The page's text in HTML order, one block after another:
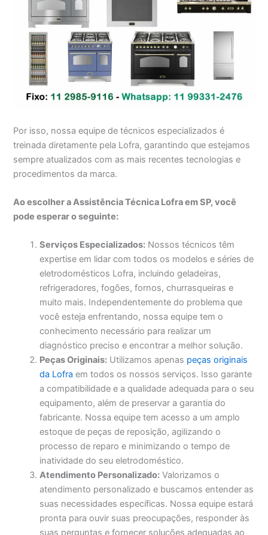
Por isso, nossa equipe de técnicos especializados é
treinada diretamente pela Lofra, garantindo que estejamos
sempre atualizados com as mais recentes tecnologias e
procedimentos da marca.
Ao escolher a Assistência Técnica Lofra em SP, você
pode esperar o seguinte:
Serviços Especializados: Nossos técnicos têm
expertise em lidar com todos os modelos e séries de
eletrodomésticos Lofra, incluindo geladeiras,
refrigeradores, fogões, fornos, churrasqueiras e
muito mais. Independentemente do problema que
você esteja enfrentando, nossa equipe tem o
conhecimento necessário para realizar um
diagnóstico preciso e encontrar a melhor solução.
Peças Originais: Utilizamos apenas peças originais
da Lofra em todos os nossos serviços. Isso garante
a compatibilidade e a qualidade adequada para o seu
equipamento, além de preservar a garantia do
fabricante. Nossa equipe tem acesso a um amplo
estoque de peças de reposição, agilizando o
processo de reparo e minimizando o tempo de
inatividade do seu eletrodoméstico.
Atendimento Personalizado: Valorizamos o
atendimento personalizado e buscamos entender as
suas necessidades específicas. Nossa equipe estará
pronta para ouvir suas preocupações, responder às